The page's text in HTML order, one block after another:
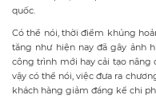
quốc.
Có thể nói, thời điểm khủng
tăng như hiện nay đã gây ảnh
công trình mới hay cải tạo nâng
vậy có thể nói, việc đưa ra
khách hàng giảm đáng kể chi